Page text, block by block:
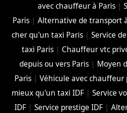
avec chauffeur à Paris|
Paris |Alternative de transport
cher qu'un taxi Paris| Service
taxi Paris| Chauffeur vtc
depuis ou vers Paris| Moyen
Paris |Véhicule avec chauffeur
mieux qu'un taxi IDF| Service
IDF| Service prestige IDF|